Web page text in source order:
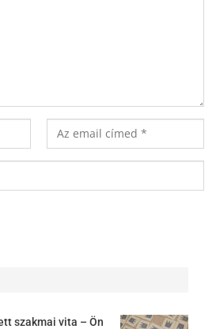
szakmai vita – Ön